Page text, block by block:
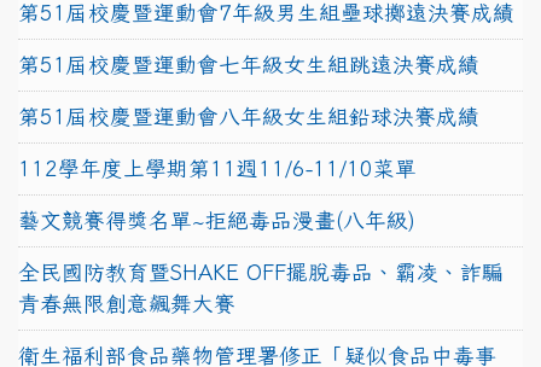
第51屆校慶暨運動會7年級男生組壘球擲遠決賽成績
第51屆校慶暨運動會七年級女生組跳遠決賽成績
第51屆校慶暨運動會八年級女生組鉛球決賽成績
112學年度上學期第11週11/6-11/10菜單
藝文競賽得獎名單~拒絕毒品漫畫(八年級)
全民國防教育暨SHAKE OFF擺脫毒品、霸凌、詐騙
青春無限創意飆舞大賽
衛生福利部食品藥物管理署修正「疑似食品中毒事